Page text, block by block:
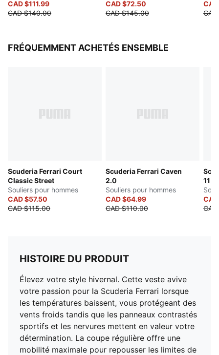
Sans manches
Poches latérales
Écusson Scuderia Ferrari et logo PUMA Cat sur la
CAD $111.99
CAD $140.00
hommes
CAD $72.50
CAD $145.00
FRÉQUEMMENT ACHETÉS ENSEMBLE
Scuderia Ferrari Court
Classic Street
Souliers pour hommes
CAD $57.50
CAD $115.00
Scuderia Ferrari Caven
2.0
Souliers pour hommes
CAD $64.99
CAD $110.00
11
HISTOIRE DU PRODUIT
Élevez votre style hivernal. Cette veste avive
votre passion pour la Scuderia Ferrari lorsque
les températures baissent, vous protégeant des
vents froids tandis que les panneaux contrastés
sportifs et les nervures mettent en valeur votre
détermination. La coupe régulière offre une
mobilité maximale pour repousser les limites de